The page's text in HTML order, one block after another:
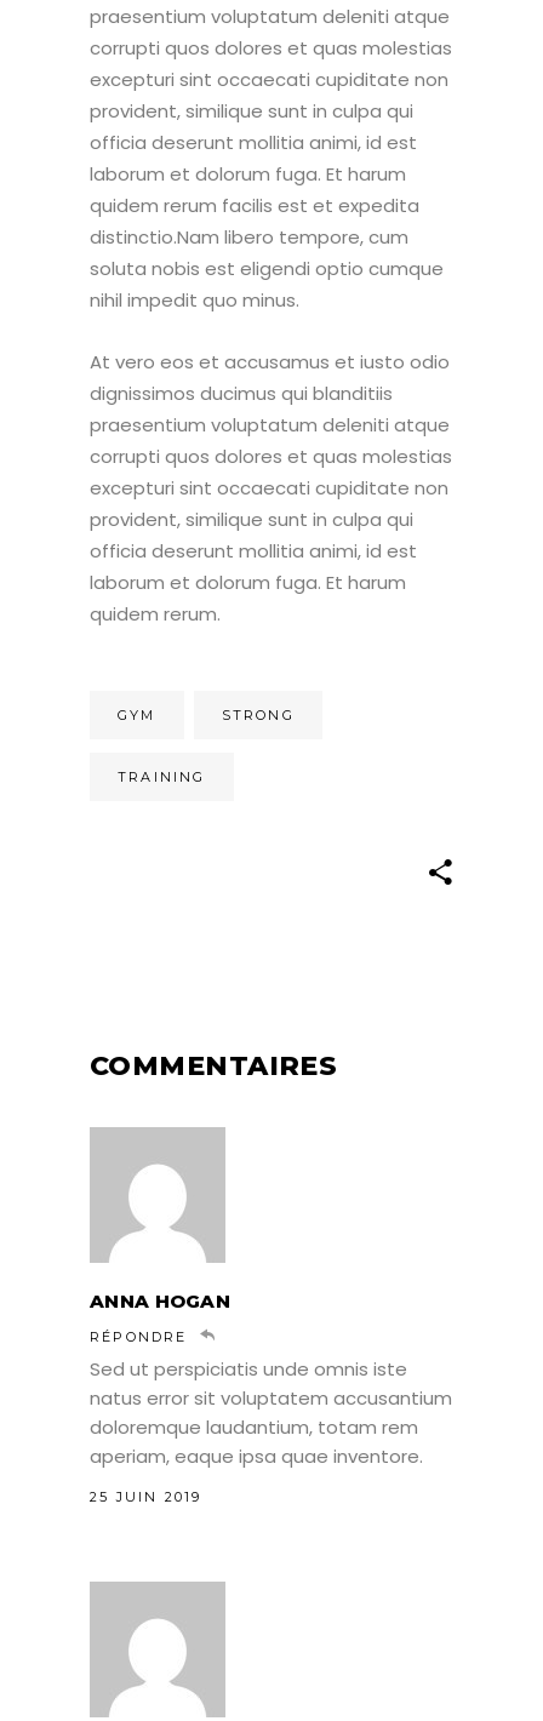
praesentium voluptatum deleniti atque
corrupti quos dolores et quas molestias
excepturi sint occaecati cupiditate non
provident, similique sunt in culpa qui
officia deserunt mollitia animi, id est
laborum et dolorum fuga. Et harum
quidem rerum facilis est et expedita
distinctio.Nam libero tempore, cum
soluta nobis est eligendi optio cumque
nihil impedit quo minus.
At vero eos et accusamus et iusto odio
dignissimos ducimus qui blanditiis
praesentium voluptatum deleniti atque
corrupti quos dolores et quas molestias
excepturi sint occaecati cupiditate non
provident, similique sunt in culpa qui
officia deserunt mollitia animi, id est
laborum et dolorum fuga. Et harum
quidem rerum.
GYM STRONG
TRAINING
COMMENTAIRES
ANNA HOGAN
RÉPONDRE
Sed ut perspiciatis unde omnis iste
natus error sit voluptatem accusantium
doloremque laudantium, totam rem
aperiam, eaque ipsa quae inventore.
25 JUIN 2019